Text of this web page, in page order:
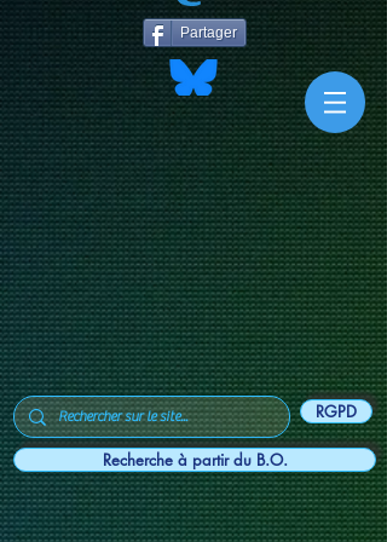
Partager
RGPD
Recherche à partir du B.O.